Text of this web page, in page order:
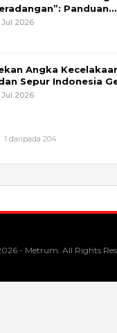
Panduan…
Jul 2026
Angka
Sepur Indonesia
Jul 2026
1 daripada 204
- Metrum. All Rights